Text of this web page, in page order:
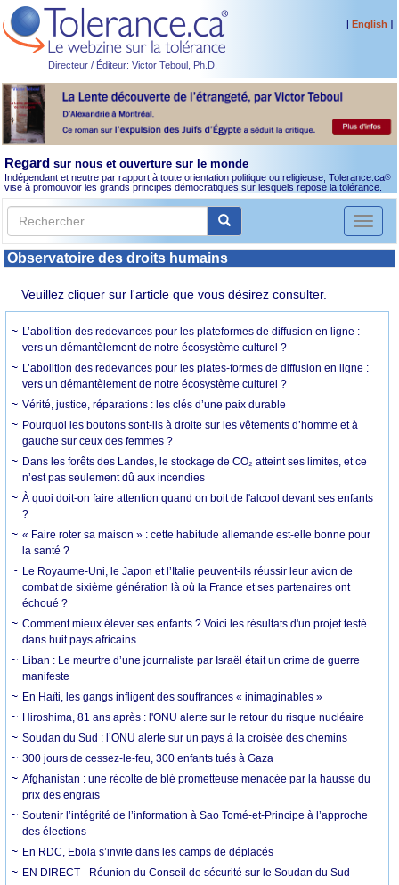
Directeur / Éditeur: Victor Teboul, Ph.D.
[English ]
Regard sur nous et ouverture sur le monde
Indépendant et neutre par rapport à toute orientation politique ou religieuse, Tolerance.ca®
vise à promouvoir les grands principes démocratiques sur lesquels repose la tolérance.
Toggle
Observatoire des droits humains
Veuillez cliquer sur l'article que vous désirez consulter.
L’abolition des redevances pour les plateformes de diffusion en ligne :
vers un démantèlement de notre écosystème culturel ?
L’abolition des redevances pour les plates-formes de diffusion en ligne :
vers un démantèlement de notre écosystème culturel ?
Vérité, justice, réparations : les clés d’une paix durable
Pourquoi les boutons sont-ils à droite sur les vêtements d’homme et à
gauche sur ceux des femmes ?
Dans les forêts des Landes, le stockage de CO₂ atteint ses limites, et ce
n’est pas seulement dû aux incendies
À quoi doit-on faire attention quand on boit de l'alcool devant ses enfants
?
« Faire roter sa maison » : cette habitude allemande est-elle bonne pour
la santé ?
Le Royaume-Uni, le Japon et l’Italie peuvent-ils réussir leur avion de
combat de sixième génération là où la France et ses partenaires ont
échoué ?
Comment mieux élever ses enfants ? Voici les résultats d'un projet testé
dans huit pays africains
Liban : Le meurtre d’une journaliste par Israël était un crime de guerre
manifeste
En Haïti, les gangs infligent des souffrances « inimaginables »
Hiroshima, 81 ans après : l'ONU alerte sur le retour du risque nucléaire
Soudan du Sud : l’ONU alerte sur un pays à la croisée des chemins
300 jours de cessez-le-feu, 300 enfants tués à Gaza
Afghanistan : une récolte de blé prometteuse menacée par la hausse du
prix des engrais
Soutenir l’intégrité de l’information à Sao Tomé-et-Principe à l’approche
des élections
En RDC, Ebola s’invite dans les camps de déplacés
EN DIRECT - Réunion du Conseil de sécurité sur le Soudan du Sud